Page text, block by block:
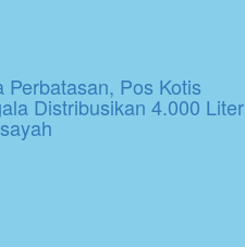
Perbatasan, Pos Kotis
Distribusikan 4.000 Liter